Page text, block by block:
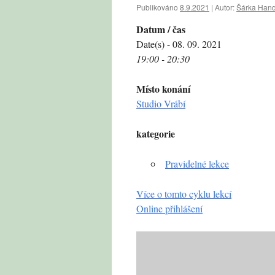
Publikováno 8.9.2021 | Autor:Šárka
Datum / čas
Date(s) - 08. 09. 2021
19:00 - 20:30
Místo konání
Studio Vrábí
kategorie
Pravidelné lekce
Více o tomto cyklu lekcí
Online přihlášení